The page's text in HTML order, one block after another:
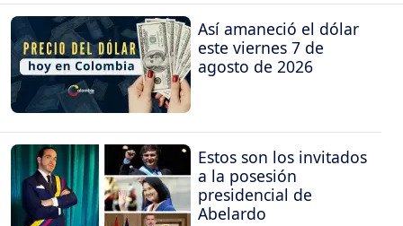
Así amaneció el dólar
este viernes 7 de
agosto de 2026
Estos son los invitados
a la posesión
presidencial de
Abelardo